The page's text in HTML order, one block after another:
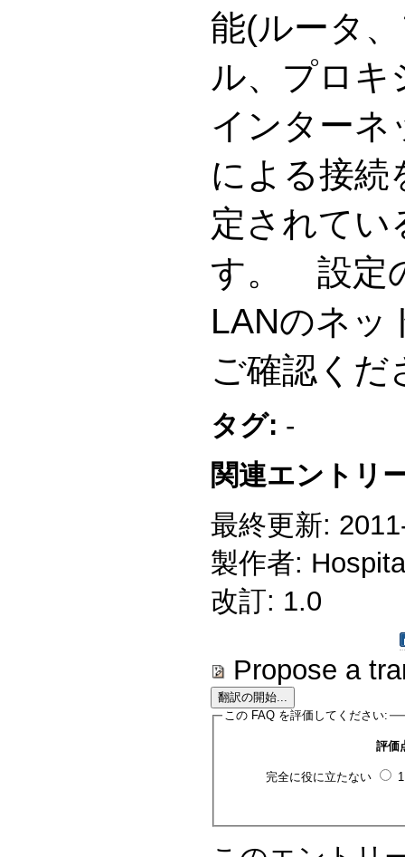
能(ルータ
ル、プロキ
インターネ
による接続
定されてい
す。 設定
LANのネッ
ご確認くだ
タグ: -
関連エントリ
最終更新:
製作者:
改訂: 1.0
Propose a
この FAQ を評価してください:
評価
完全に役に立たない